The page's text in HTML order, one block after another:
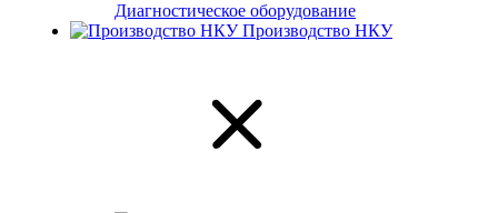
Диагностическое оборудование
Производство НКУ